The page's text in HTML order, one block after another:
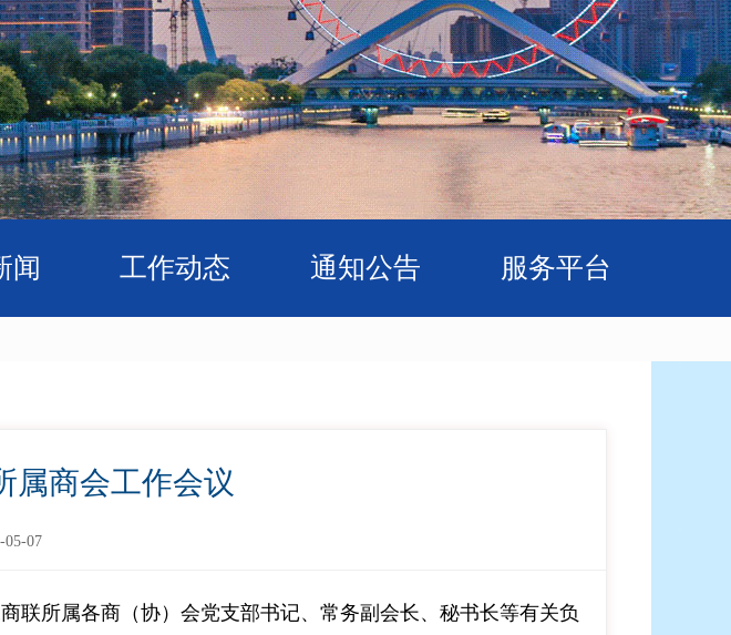
闻 工作动态 通知公告 服务平台
属商会工作会议
05-07
联所属各商（协）会党支部书记、常务副会长、秘书长等有关负